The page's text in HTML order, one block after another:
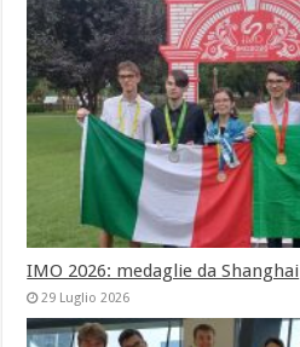
IMO 2026: medaglie da Shanghai
29 Luglio 2026